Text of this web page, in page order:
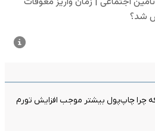
چرا چاپ‌پول بیشتر موجب افزایش تورم